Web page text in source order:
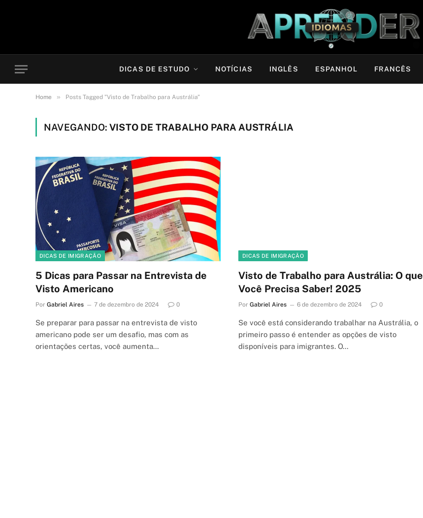
DICAS DE ESTUDO NOTÍCIAS INGLÊS ESPANHOL FRANCÊS
Home » Posts Tagged "Visto de Trabalho para Austrália"
NAVEGANDO:VISTO DE TRABALHO PARA AUSTRÁLIA
DICAS DE IMIGRAÇÃO
5 Dicas para Passar na Entrevista de
Visto Americano
Por Gabriel Aires 7 de dezembro de 2024 0
Se preparar para passar na entrevista de visto
americano pode ser um desafio, mas com as
orientações certas, você aumenta…
DICAS DE IMIGRAÇÃO
Visto de Trabalho para Austrália: O que
Você Precisa Saber! 2025
Por Gabriel Aires 6 de dezembro de 2024 0
Se você está considerando trabalhar na Austrália, o
primeiro passo é entender as opções de visto
disponíveis para imigrantes. O…